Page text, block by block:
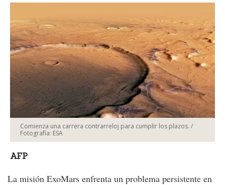
Comienza una carrera contrarreloj para cumplir los plazos. /
Fotografía: ESA
AFP
La misión ExoMars enfrenta un problema persistente en